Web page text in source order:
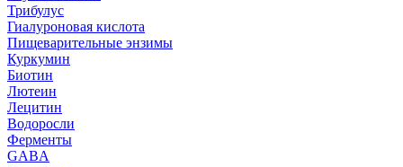
Трибулус
Гиалуроновая кислота
Пищеварительные энзимы
Куркумин
Биотин
Лютеин
Лецитин
Водоросли
Ферменты
GABA